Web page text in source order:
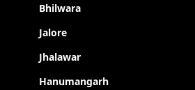
Bhilwara
Jalore
Jhalawar
Hanumangarh